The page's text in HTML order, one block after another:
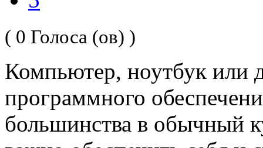
( 0 Голоса (ов) )
Компьютер, ноутбук или
программного
большинства в обычный